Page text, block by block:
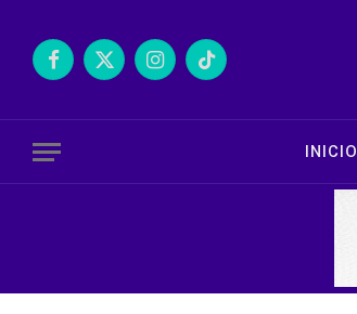
Facebook
X
InstagramTikTok
INICIO